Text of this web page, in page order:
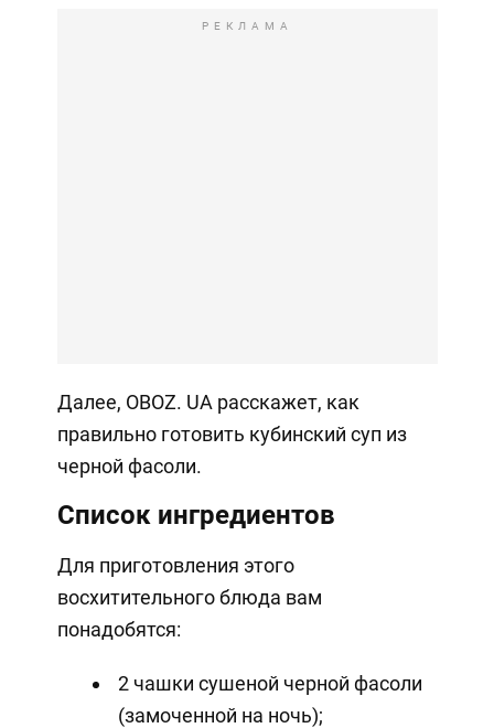
РЕКЛАМА
Далее, OBOZ. UA расскажет, как
правильно готовить кубинский суп из
черной фасоли.
Список ингредиентов
Для приготовления этого
восхитительного блюда вам
понадобятся:
2 чашки сушеной черной фасоли
(замоченной на ночь);